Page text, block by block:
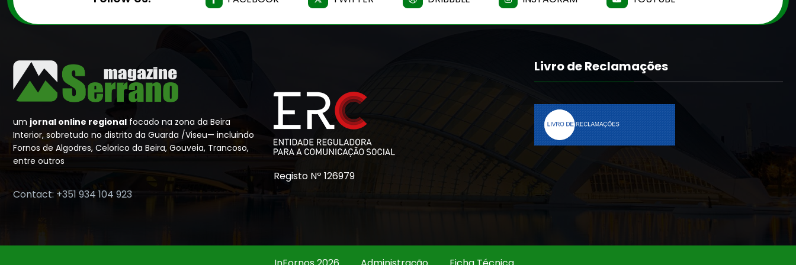
um jornal online regional focado na zona da Beira
Interior, sobretudo no distrito da Guarda /Viseu— incluindo
Fornos de Algodres, Celorico da Beira, Gouveia, Trancoso,
entre outros
Contact: +351 934 104 923
Registo Nº 126979
Livro de Reclamações